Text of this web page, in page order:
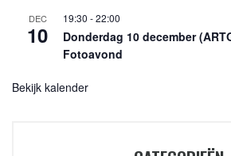
DEC
10
19:30 -22:00
Donderdag 10 december
Fotoavond
Bekijk kalender